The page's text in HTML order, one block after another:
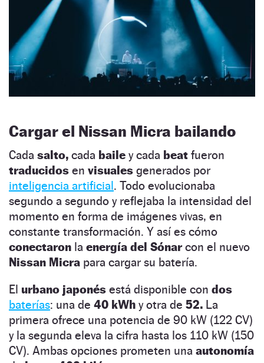
Cargar el Nissan Micra bailando
Cada salto, cada baile y cada beat fueron
traducidos en visuales generados por
inteligencia artificial. Todo evolucionaba
segundo a segundo y reflejaba la intensidad del
momento en forma de imágenes vivas, en
constante transformación. Y así es cómo
conectaron la energía del Sónarcon el nuevo
Nissan Micra para cargar su batería.
El urbano japonés está disponible con dos
baterías: una de 40 kWh y otra de 52. La
primera ofrece una potencia de 90 kW (122 CV)
y la segunda eleva la cifra hasta los 110 kW (150
CV). Ambas opciones prometen una autonomía